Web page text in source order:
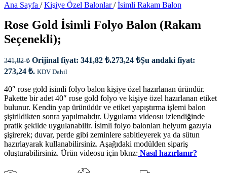
Ana Sayfa / Kişiye Özel Balonlar/ İsimli Rakam Balon
Rose Gold İsimli Folyo Balon (Rakam
Seçenekli);
341,82₺ Orijinal fiyat: 341,82 ₺.273,24 ₺Şu andaki fiyat:
273,24 ₺. KDV Dahil
40″ rose gold isimli folyo balon kişiye özel hazırlanan üründür.
Pakette bir adet 40″ rose gold folyo ve kişiye özel hazırlanan etiket
bulunur. Kendin yap ürünüdür ve etiket yapıştırma işlemi balon
şişirildikten sonra yapılmalıdır. Uygulama videosu izlendiğinde
pratik şekilde uygulanabilir. İsimli folyo balonları helyum gazıyla
şişirerek; duvar, perde gibi zeminlere sabitleyerek ya da sütun
hazırlayarak kullanabilirsiniz. Aşağıdaki modülden sipariş
oluşturabilirsiniz. Ürün videosu için bknz: Nasıl hazırlanır?